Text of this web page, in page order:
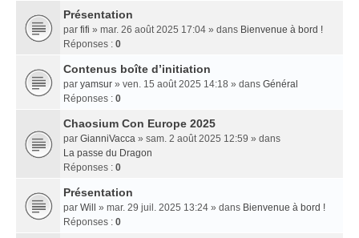
Présentation
par fifi » mar. 26 août 2025 17:04 » dans Bienvenue à bord !
Réponses : 0
Contenus boîte d’initiation
par yamsur » ven. 15 août 2025 14:18 » dans Général
Réponses : 0
Chaosium Con Europe 2025
par GianniVacca » sam. 2 août 2025 12:59 » dans
La passe du Dragon
Réponses : 0
Présentation
par Will » mar. 29 juil. 2025 13:24 » dans Bienvenue à bord !
Réponses : 0